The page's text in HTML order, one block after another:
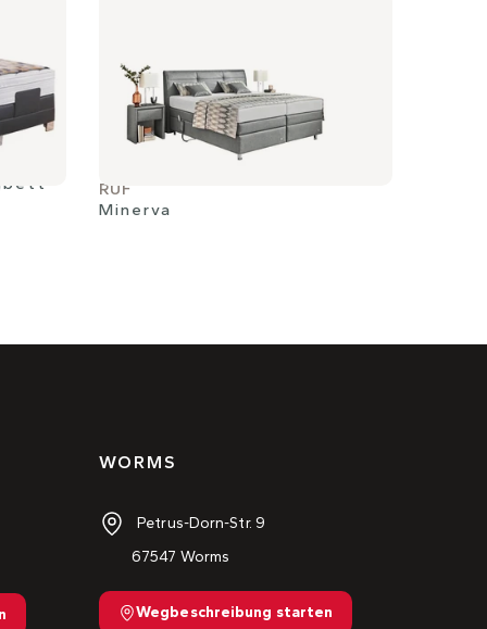
RUF
Minerva
WORMS
Petrus-Dorn-Str. 9
67547 Worms
Wegbeschreibung starten